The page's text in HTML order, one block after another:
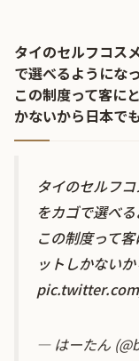
タイのセルフコス
で選べるようにな
この制度って客に
かないから日本で
タイのセルフ
をカゴで選べる
この制度って
ットしかない
— はーたん